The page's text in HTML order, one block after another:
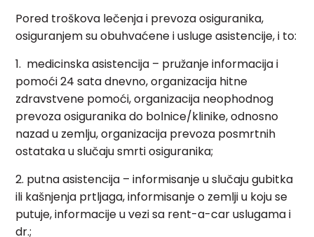
Pored troškova lečenja i prevoza osiguranika,
osiguranjem su obuhvaćene i usluge asistencije, i to:
1. medicinska asistencija – pružanje informacija i
pomoći 24 sata dnevno, organizacija hitne
zdravstvene pomoći, organizacija neophodnog
prevoza osiguranika do bolnice/klinike, odnosno
nazad u zemlju, organizacija prevoza posmrtnih
ostataka u slučaju smrti osiguranika;
2. putna asistencija – informisanje u slučaju gubitka
ili kašnjenja prtljaga, informisanje o zemlji u koju se
putuje, informacije u vezi sa rent-a-car uslugama i
dr.;